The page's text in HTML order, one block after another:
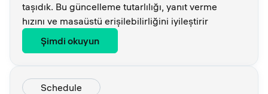
taşıdık. Bu güncelleme tutarlılığı, yanıt verme
hızını ve masaüstü erişilebilirliğini iyileştirir
Şimdi okuyun
Schedule